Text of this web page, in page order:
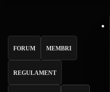
FORUM MEMBRI
REGULAMENT